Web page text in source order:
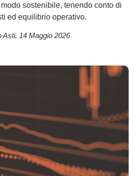
sostenibile, tenendo conto di
ed equilibrio operativo.
Asti, 14 Maggio 2026